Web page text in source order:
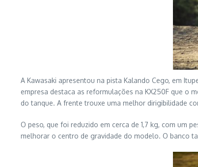
A Kawasaki apresentou na pista Kalando Cego, em
empresa destaca as reformulações na KX250F que o
do tanque. A frente trouxe uma melhor dirigibilidade
O peso, que foi reduzido em cerca de 1,7 kg, com um
melhorar o centro de gravidade do modelo. O banco